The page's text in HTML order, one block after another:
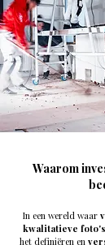
Waarom
In een wereld waar
kwalitatieve
het definiëren en